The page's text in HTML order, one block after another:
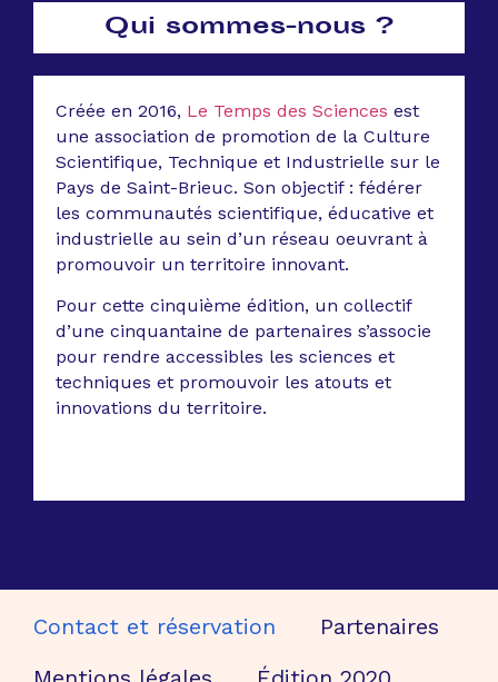
Qui sommes-nous ?
Créée en 2016, Le Temps des Sciences est
une association de promotion de la Culture
Scientifique, Technique et Industrielle sur le
Pays de Saint-Brieuc. Son objectif : fédérer
les communautés scientifique, éducative et
industrielle au sein d’un réseau oeuvrant à
promouvoir un territoire innovant.
Pour cette cinquième édition, un collectif
d’une cinquantaine de partenaires s’associe
pour rendre accessibles les sciences et
techniques et promouvoir les atouts et
innovations du territoire.
Contact et réservation
Partenaires